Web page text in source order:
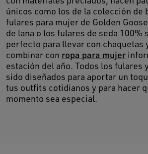
únicos como los de la colección de
fulares para mujer de Golden
de lana o los fulares de seda 100%
perfecto para llevar con chaquetas
combinar con ropa para mujer
estación del año. Todos los fulares
sido diseñados para aportar un
tus outfits cotidianos y para hacer
momento sea especial.